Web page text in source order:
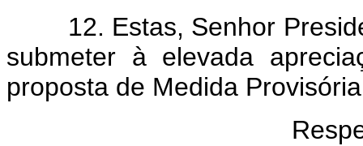
12. Estas, Senhor
submeter à elevada
proposta de Medida